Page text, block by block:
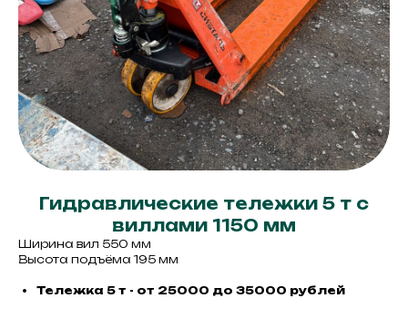
Гидравлические тележки 5 т с
виллами 1150 мм
Ширина вил 550 мм
Высота подъёма 195 мм
Тележка 5 т - от 25000 до 35000 рублей